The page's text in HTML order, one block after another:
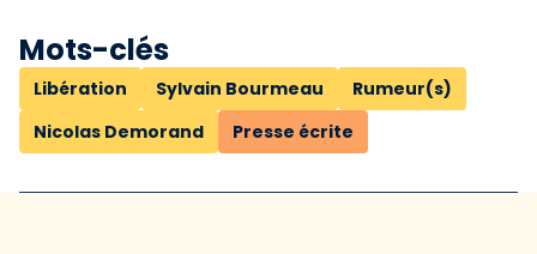
Mots-clés
Libération Sylvain Bourmeau
Rumeur(s)
Nicolas Demorand
Presse écrite